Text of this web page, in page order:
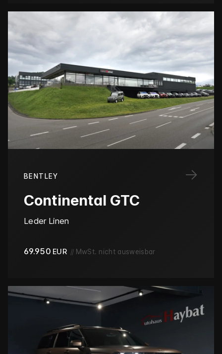
→
BENTLEY
Continental GTC
Leder Linen
69.950 EUR // MwSt. nicht ausweisbar